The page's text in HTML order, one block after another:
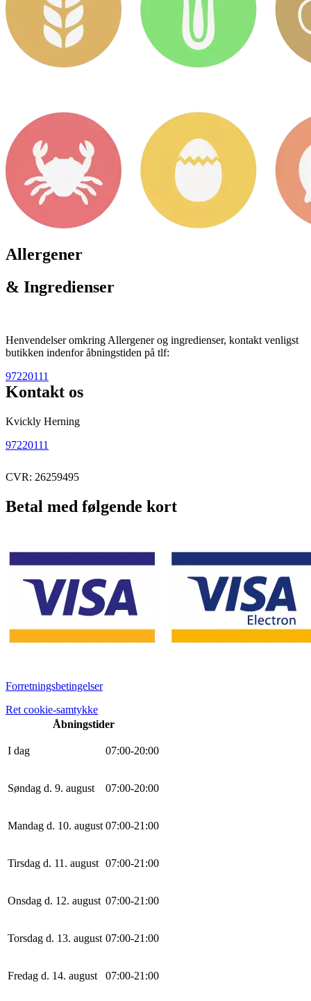
Allergener
& Ingredienser
Henvendelser omkring Allergener og ingredienser, kontakt venligst
butikken indenfor åbningstiden på tlf:
97220111
Kontakt os
Kvickly Herning
97220111
CVR: 26259495
Betal med følgende kort
Forretningsbetingelser
Ret cookie-samtykke
Åbningstider
I dag 07:00-20:00
Søndag d. 9. august 07:00-20:00
Mandag d. 10. august 07:00-21 :00
Tirsdag d. 11. august 07:00-21 :00
Onsdag d. 12. august 07:00-21 :00
Torsdag d. 13. august 07:00-21 :00
Fredag d. 14. august 07:00-21 :00